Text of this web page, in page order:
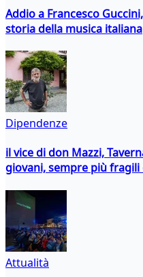
Addio a Francesco
storia della musica italiana
Dipendenze
il vice di don Mazzi,
giovani, sempre più fragili
Attualità